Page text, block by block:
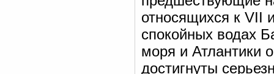
относящихся к VII
спокойных водах
моря и Атлантики
достигнуты